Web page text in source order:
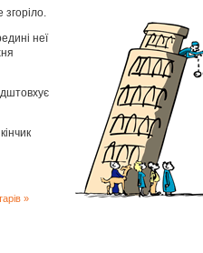
неї
»